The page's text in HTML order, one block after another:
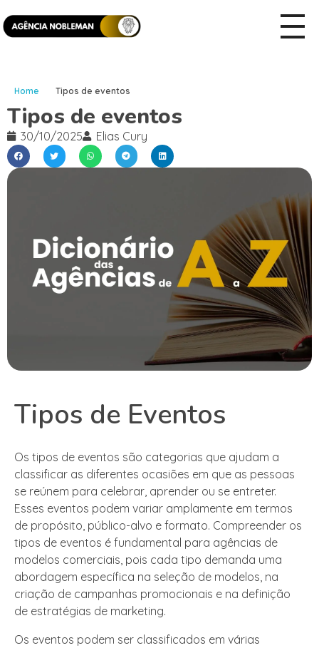
Home Tipos de eventos
Tipos de eventos
30/10/2025 Elias Cury
Tipos de Eventos
Os tipos de eventos são categorias que ajudam a
classificar as diferentes ocasiões em que as pessoas
se reúnem para celebrar, aprender ou se entreter.
Esses eventos podem variar amplamente em termos
de propósito, público-alvo e formato. Compreender os
tipos de eventos é fundamental para agências de
modelos comerciais, pois cada tipo demanda uma
abordagem específica na seleção de modelos, na
criação de campanhas promocionais e na definição
de estratégias de marketing.
Os eventos podem ser classificados em várias